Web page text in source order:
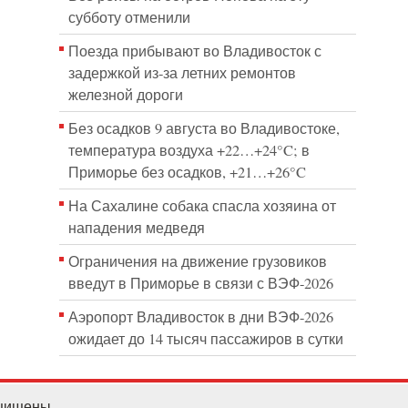
субботу отменили
Поезда прибывают во Владивосток с
задержкой из-за летних ремонтов
железной дороги
Без осадков 9 августа во Владивостоке,
температура воздуха +22…+24°C; в
Приморье без осадков, +21…+26°C
На Сахалине собака спасла хозяина от
нападения медведя
Ограничения на движение грузовиков
введут в Приморье в связи с ВЭФ-2026
Аэропорт Владивосток в дни ВЭФ-2026
ожидает до 14 тысяч пассажиров в сутки